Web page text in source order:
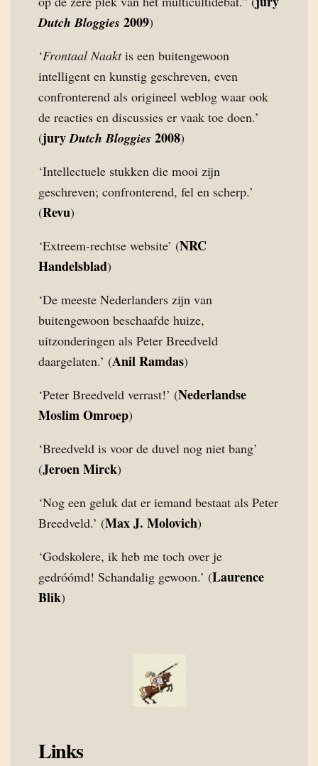
Dutch Bloggies 2009)
‘Frontaal Naaktis een buitengewoon
intelligent en kunstig geschreven, even
confronterend als origineel weblog waar ook
de reacties en discussies er vaak toe doen.’
(juryDutch Bloggies 2008)
‘Intellectuele stukken die mooi zijn
geschreven; confronterend, fel en scherp.’
(Revu)
‘Extreem-rechtse website’ (NRC
Handelsblad)
‘De meeste Nederlanders zijn van
buitengewoon beschaafde huize,
uitzonderingen als Peter Breedveld
daargelaten.’ (Anil Ramdas)
‘Peter Breedveld verrast!’ (Nederlandse
Moslim Omroep)
‘Breedveld is voor de duvel nog niet bang’
(Jeroen Mirck)
‘Nog een geluk dat er iemand bestaat als Peter
Breedveld.’ (Max J. Molovich)
‘Godskolere, ik heb me toch over je
gedróómd! Schandalig gewoon.’ (Laurence
Blik)
Links